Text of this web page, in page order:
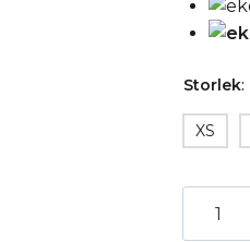
Storlek:
XS
shirt